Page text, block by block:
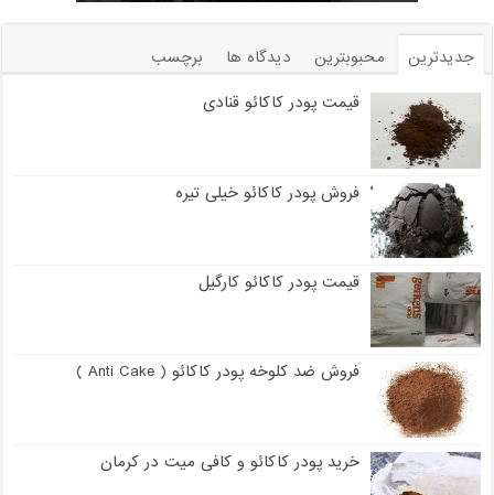
جدیدترین محبوبترین دیدگاه ها
برچسب
قیمت پودر کاکائو قنادی
فروش پودر کاکائو خیلی تیره
قیمت پودر کاکائو کارگیل
فروش ضد کلوخه پودر کاکائو ( Anti Cake )
خرید پودر کاکائو و کافی میت در کرمان